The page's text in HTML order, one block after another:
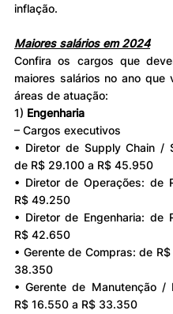
inflação.
Maiores salários em 2024
Confira os cargos que
maiores salários no ano que
áreas de atuação:
1) Engenharia
– Cargos executivos
• Diretor de Supply Chain /
de R$ 29.100 a R$ 45.950
• Diretor de Operações: de
R$ 49.250
• Diretor de Engenharia: de
R$ 42.650
• Gerente de Compras: de
38.350
• Gerente de Manutenção /
R$ 16.550 a R$ 33.350